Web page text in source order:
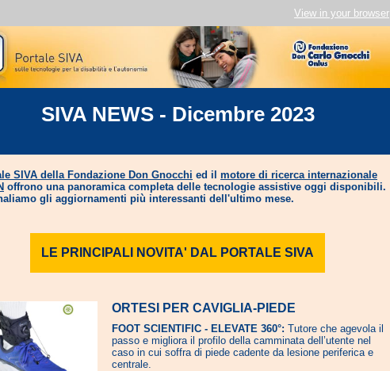
View in your browser
SIVA NEWS - Dicembre 2023
SIVA della Fondazione Don Gnocchi ed il motore di ricerca internazionale
offrono una panoramica completa delle tecnologie assistive oggi disponibili.
gli aggiornamenti più interessanti dell'ultimo mese.
LE PRINCIPALI NOVITA' DAL PORTALE SIVA
ORTESI PER CAVIGLIA-PIEDE
FOOT SCIENTIFIC - ELEVATE 360°: Tutore che agevola il
passo e migliora il profilo della camminata dell’utente nel
caso in cui soffra di piede cadente da lesione periferica e
centrale.